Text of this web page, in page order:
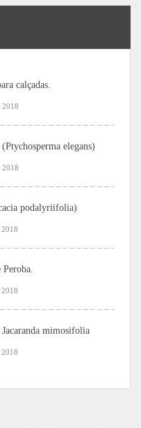
calçadas.
2018
elegans)
2018
podalyriifolia)
Peroba.
mimosifolia